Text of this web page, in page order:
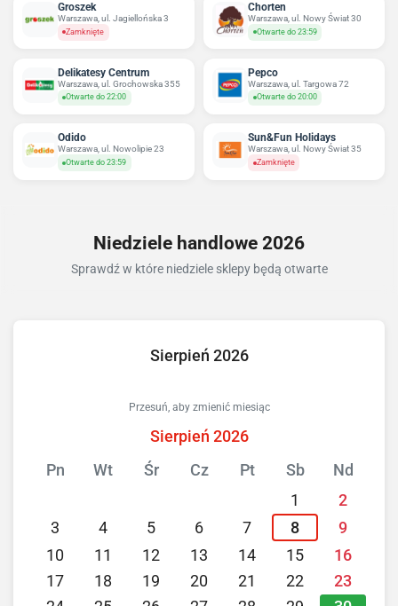
Groszek
Warszawa, ul. Jagiellońska 3
Zamknięte
Chorten
Warszawa, ul. Nowy Świat 30
Otwarte do 23:59
Delikatesy Centrum
Warszawa, ul. Grochowska 355
Otwarte do 22:00
Pepco
Warszawa, ul. Targowa 72
Otwarte do 20:00
Odido
Warszawa, ul. Nowolipie 23
Otwarte do 23:59
Sun&Fun Holidays
Warszawa, ul. Nowy Świat 35
Zamknięte
Niedziele handlowe 2026
Sprawdź w które niedziele sklepy będą otwarte
Sierpień 2026
Przesuń, aby zmienić miesiąc
Sierpień 2026
Pn
Wt Śr Cz Pt Sb
Nd
1
2
3
4 5 6 7 8
9
10
11 12 13 14 15
16
17
18 19 20 21 22
23